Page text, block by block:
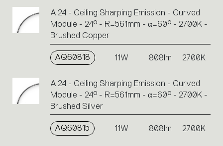
A.24 - Ceiling Sharping Emission - Curved
Module - 24° - R=561mm - α=60° - 2700K -
Brushed Copper
AQ60818 11W 808lm 2700K
A.24 - Ceiling Sharping Emission - Curved
Module - 24° - R=561mm - α=60° - 2700K -
Brushed Silver
AQ60815 11W 808lm 2700K